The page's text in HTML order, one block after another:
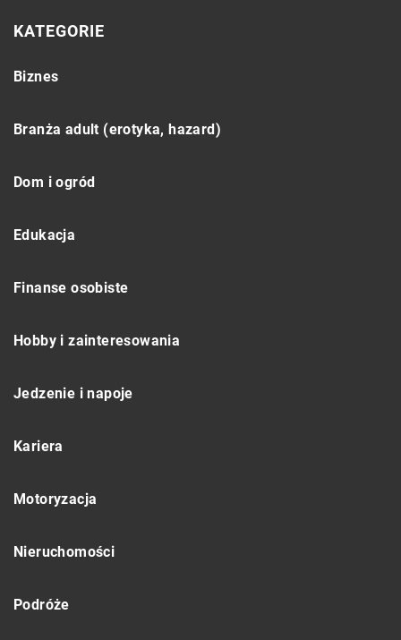
KATEGORIE
Biznes
Branża adult (erotyka, hazard)
Dom i ogród
Edukacja
Finanse osobiste
Hobby i zainteresowania
Jedzenie i napoje
Kariera
Motoryzacja
Nieruchomości
Podróże